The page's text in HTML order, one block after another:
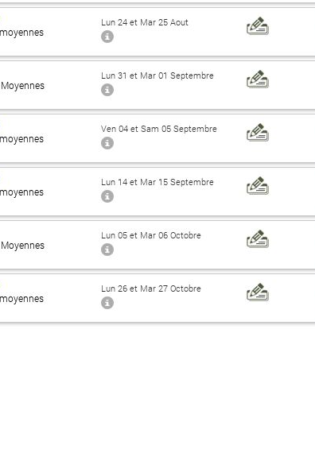
Lun 24 et Mar 25 Aout
Lun 31 et Mar 01 Septembre
Ven 04 et Sam 05 Septembre
Lun 14 et Mar 15 Septembre
Lun 05 et Mar 06 Octobre
Lun 26 et Mar 27 Octobre